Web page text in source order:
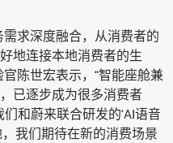
求深度融合，从消费者的
地连接本地消费者的生
陈世宏表示，“智能座舱兼
已逐步成为很多消费者
们和蔚来联合研发的‘AI语音
我们期待在新的消费场景